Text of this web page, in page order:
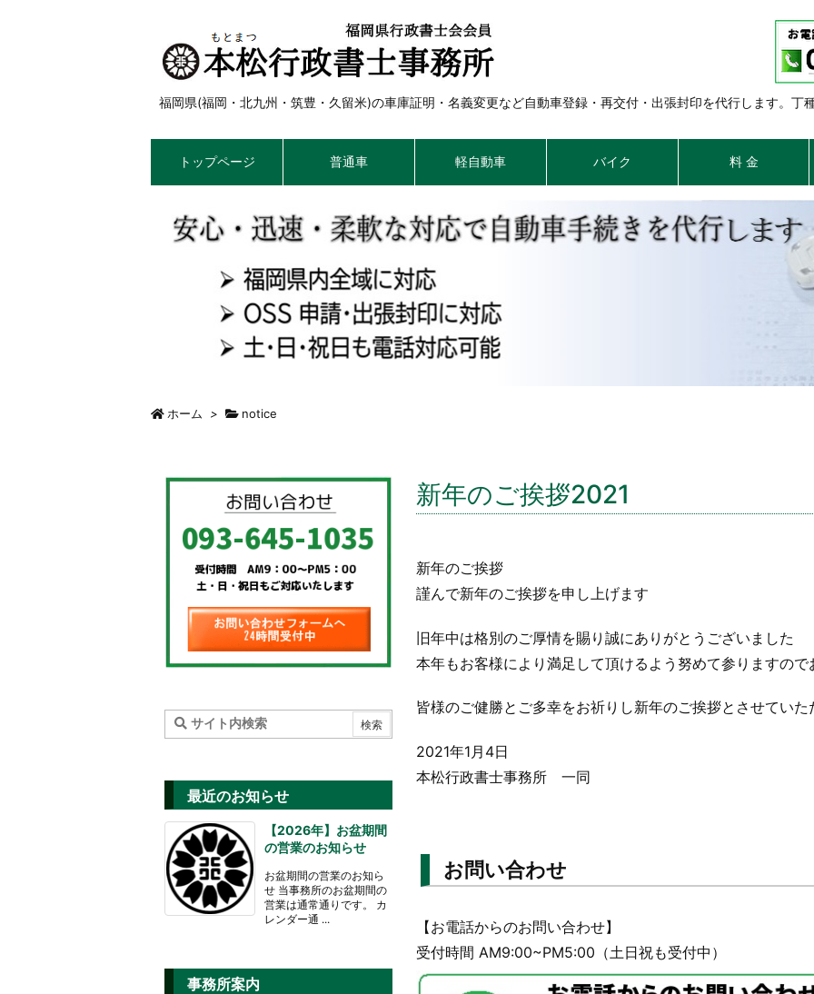
福岡県(福岡・北九州・筑豊・久留米)の車庫証明・名義変更など自動車登録・再交付・出張封印を代行します。丁
トップページ 普通車 軽自動車 バイク 料 金
ホーム > notice
新年のご挨拶2021
新年のご挨拶
謹んで新年のご挨拶を申し上げます
旧年中は格別のご厚情を賜り誠にありがとうございました
本年もお客様により満足して頂けるよう努めて参りますの
皆様のご健勝とご多幸をお祈りし新年のご挨拶とさせていた
2021年1月4日
本松行政書士事務所 一同
お問い合わせ
【お電話からのお問い合わせ】
受付時間 AM9:00~PM5:00（土日祝も受付中）
最近のお知らせ
【2026年】お盆期間
の営業のお知らせ
お盆期間の営業のお知ら
せ 当事務所のお盆期間の
営業は通常通りです。 カ
レンダー通 ...
事務所案内